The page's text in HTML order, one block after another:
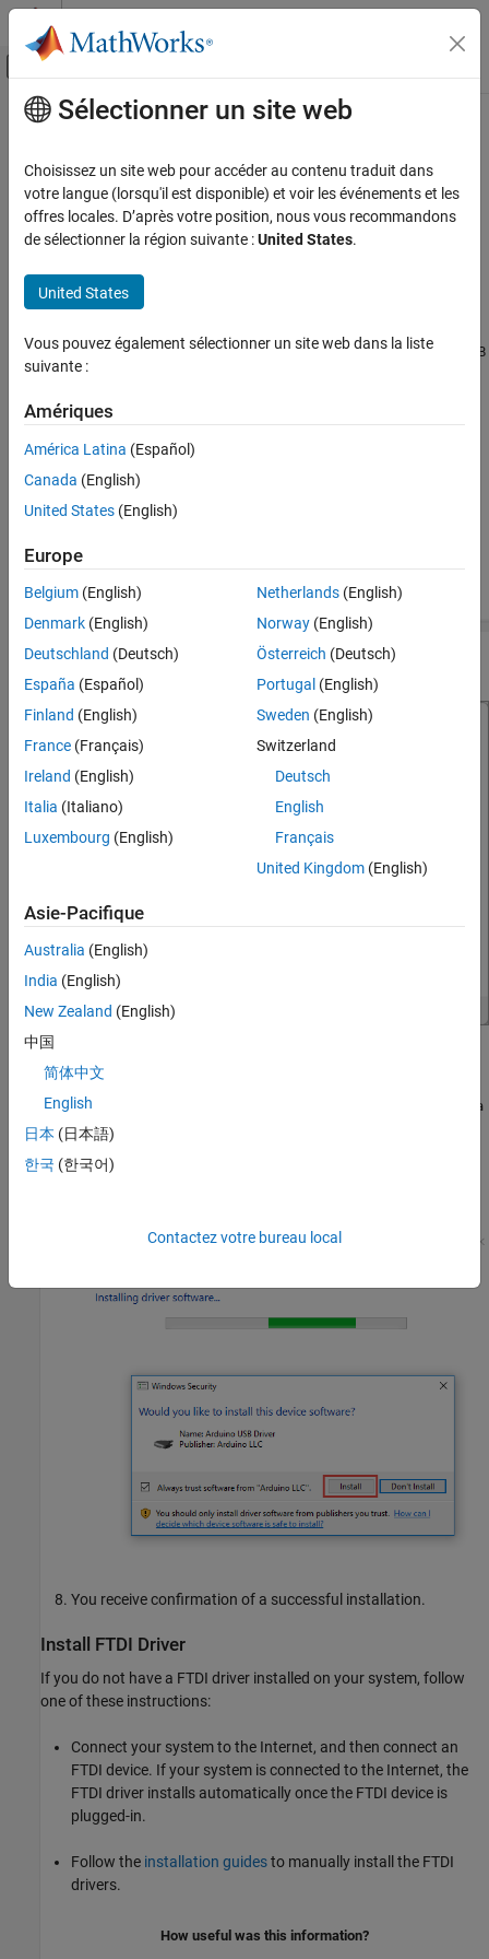
Passer au contenu
Activer/désactiver l'affichage du menu
Accueil de la documentation
Simulink Supported Hardware
Arduino Hardware
Installation and Setup
Install Hardware Driver
ON THIS PAGE
Install Arduino Driver on a Windows System
Install FTDI Driver
Contenu principal
Install Hardware Driver
InstallArduinoDriver on aWindowsSystem
Download latest version of the Arduino® IDE
Before installing device drivers, make sure that you have
administrative privileges.
OpenDevice Manager, and find your device mentioned as
USB
Serial Device
Right-click on the device, and select
Browse my computer for driver software .
example, if the location is at
<username>\AppData\Local\Arduino15\packages\arduino\ha
rdware\<corename>\<core_version>\drivers
You receive confirmation of a successful installation.
Install FTDI Driver
If you do not have a FTDI driver installed on your system, follow
one of these instructions:
Connect your system to the Internet, and then connect an
FTDI device. If your system is connected to the Internet, the
FTDI driver installs automatically once the FTDI device is
plugged-in.
Follow the installation guidesto manually install the FTDI
drivers.
How useful was this information?
Sélectionner un site web
Choisissez un site web pour accéder au contenu traduit dans
votre langue (lorsqu'il est disponible) et voir les événements et les
offres locales. D’après votre position, nous vous recommandons
de sélectionner la région suivante :United States.
United States
Vous pouvez également sélectionner un site web dans la liste
suivante :
Amériques
América Latina (Español)
Canada (English)
United States (English)
Europe
Belgium (English)
Denmark (English)
Deutschland (Deutsch)
España (Español)
Finland (English)
France (Français)
Ireland (English)
Italia (Italiano)
Luxembourg (English)
Netherlands(English)
Norway(English)
Österreich (Deutsch)
Portugal (English)
Sweden (English)
Switzerland
Deutsch
English
Français
United Kingdom(English)
Asie-Pacifique
Australia (English)
India (English)
New Zealand (English)
中国
简体中文
English
日本 (日本語)
한국 (한국어)
Contactez votre bureau local